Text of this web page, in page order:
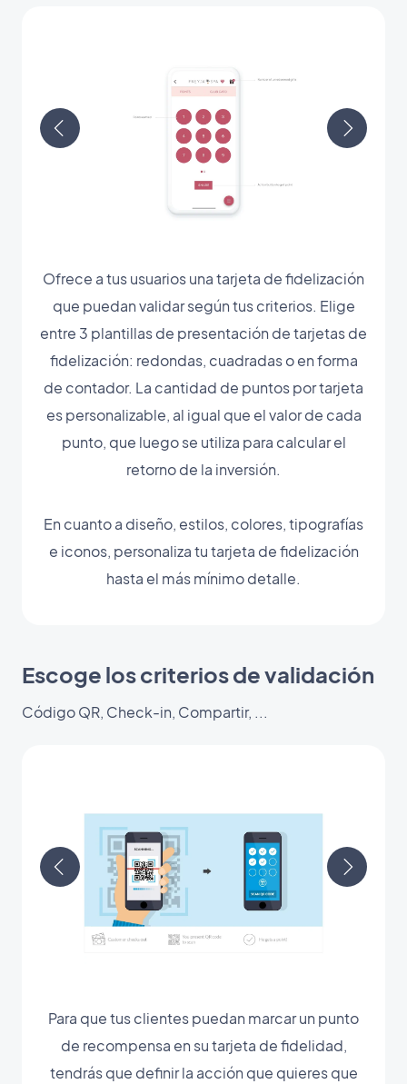
Ofrece a tus usuarios una tarjeta de fidelización
que puedan validar según tus criterios. Elige
entre 3 plantillas de presentación de tarjetas de
fidelización: redondas, cuadradas o en forma
de contador. La cantidad de puntos por tarjeta
es personalizable, al igual que el valor de cada
punto, que luego se utiliza para calcular el
retorno de la inversión.
En cuanto a diseño, estilos, colores, tipografías
e iconos, personaliza tu tarjeta de fidelización
hasta el más mínimo detalle.
Escoge los criterios de validación
Código QR, Check-in, Compartir, ...
Para que tus clientes puedan marcar un punto
de recompensa en su tarjeta de fidelidad,
tendrás que definir la acción que quieres que